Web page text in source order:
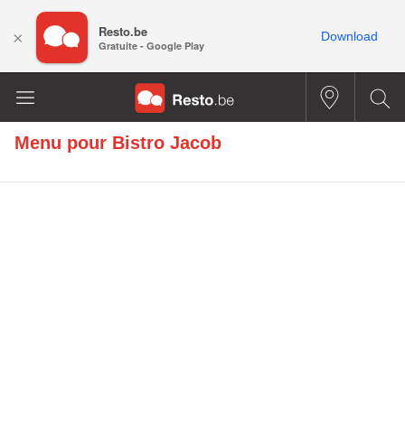
Menu pour Bistro Jacob
× Resto.be
Gratuite - Google Play
Download